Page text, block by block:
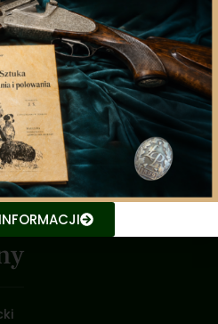
NRŁ w sprawie
kwietnia br.
Prezydium Naczelnej Rady
ustawy